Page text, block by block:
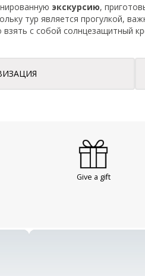
экскурсию,
тур является прогулкой,
с собой солнцезащитный
Give a gift